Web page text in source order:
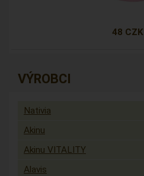
48 CZK
VÝROBCI
Nativia
Akinu
Akinu VITALITY
Alavis